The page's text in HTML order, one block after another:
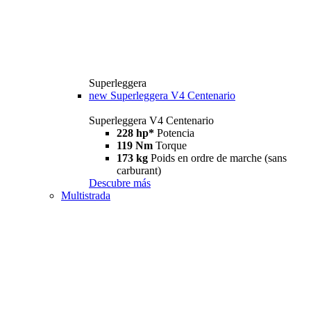
Superleggera
new Superleggera V4 Centenario
Superleggera V4 Centenario
228 hp* Potencia
119 Nm Torque
173 kg Poids en ordre de marche (sans
carburant)
Descubre más
Multistrada